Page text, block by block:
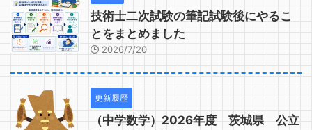
技術士二次試験の筆記試験後にやるこ
とをまとめました
2026/7/20
更新履歴
（中学数学）2026年度 茨城県 公立